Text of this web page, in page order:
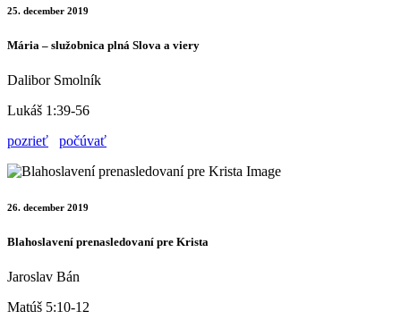
25. december 2019
Mária – služobnica plná Slova a viery
Dalibor Smolník
Lukáš 1:39-56
pozrieť
počúvať
26. december 2019
Blahoslavení prenasledovaní pre Krista
Jaroslav Bán
Matúš 5:10-12